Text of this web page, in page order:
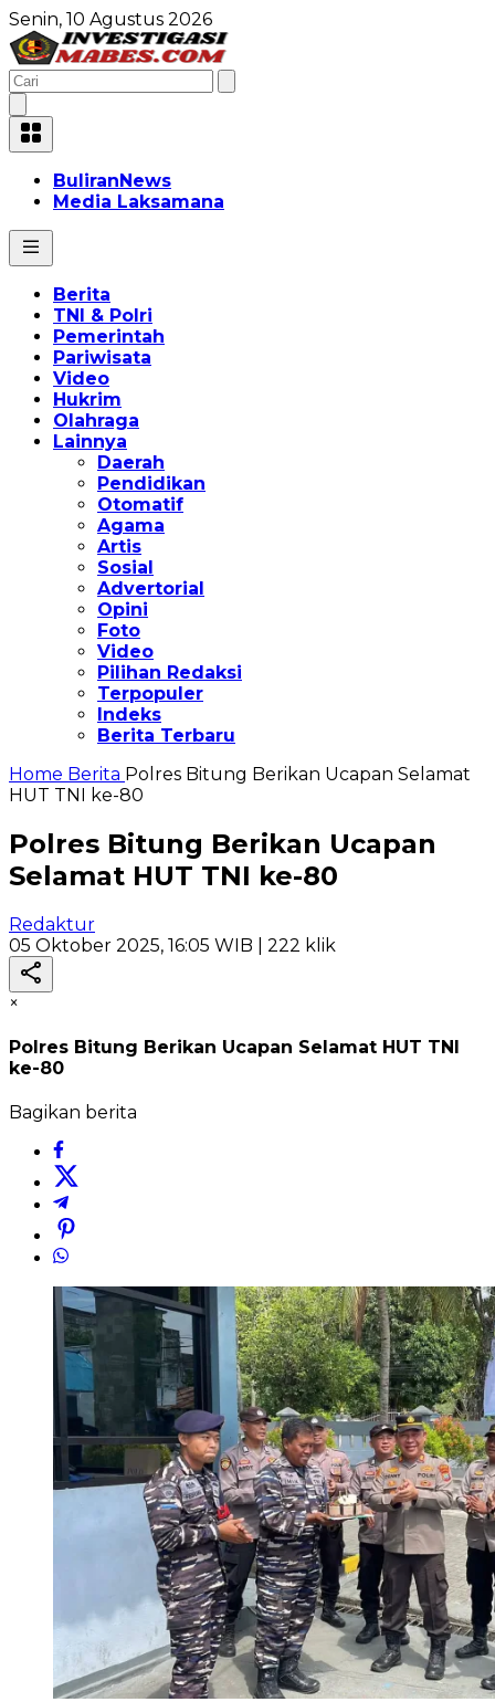
Senin, 10 Agustus 2026
BuliranNews
Media Laksamana
Berita
TNI & Polri
Pemerintah
Pariwisata
Video
Hukrim
Olahraga
Lainnya
Daerah
Pendidikan
Otomatif
Agama
Artis
Sosial
Advertorial
Opini
Foto
Video
Pilihan Redaksi
Terpopuler
Indeks
Berita Terbaru
Home Berita Polres Bitung Berikan Ucapan Selamat
HUT TNI ke-80
Polres Bitung Berikan Ucapan
Selamat HUT TNI ke-80
Redaktur
05 Oktober 2025, 16:05 WIB | 222 klik
×
Polres Bitung Berikan Ucapan Selamat HUT TNI
ke-80
Bagikan berita